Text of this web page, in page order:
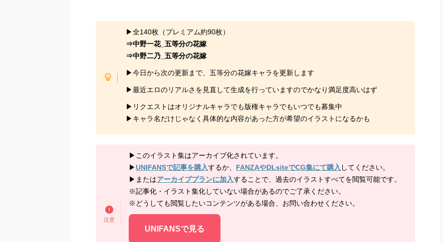
▶全140枚（プレミアム約90枚）
⇒中野一花_五等分の花嫁
⇒中野二乃_五等分の花嫁
▶今日から次の更新まで、五等分の花嫁キャラを更新します
▶最近エロのリアルさを見直して生成を行っていますのでかなり満足度高いはず
▶リクエストはオリジナルキャラでも版権キャラでもいつでも募集中
▶キャラ名だけじゃなく具体的な内容があった方が希望のイラストになるかも
▶このイラスト集はアーカイブ化されています。
▶UNIFANSで記事を購入するか、FANZAやDLsiteでCG集にて購入してください。
▶またはアーカイブプランに加入することで、過去のイラストすべてを閲覧可能です。
※記事化・イラスト集化していない場合があるのでご了承ください。
※どうしても閲覧したいコンテンツがある場合、お問い合わせください。
UNIFANSで見る